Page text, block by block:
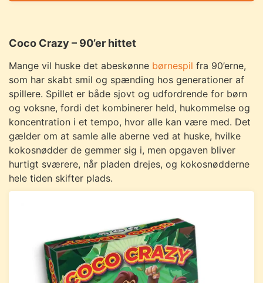
Coco Crazy – 90’er hittet
Mange vil huske det abeskønne børnespil fra 90’erne,
som har skabt smil og spænding hos generationer af
spillere. Spillet er både sjovt og udfordrende for børn
og voksne, fordi det kombinerer held, hukommelse og
koncentration i et tempo, hvor alle kan være med. Det
gælder om at samle alle aberne ved at huske, hvilke
kokosnødder de gemmer sig i, men opgaven bliver
hurtigt sværere, når pladen drejes, og kokosnødderne
hele tiden skifter plads.